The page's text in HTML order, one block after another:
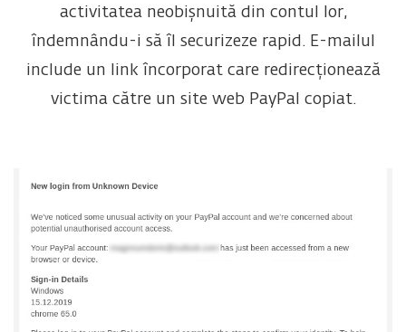
activitatea neobișnuită din contul lor,
îndemnându-i să îl securizeze rapid. E-mailul
include un link încorporat care redirecționează
victima către un site web PayPal copiat.